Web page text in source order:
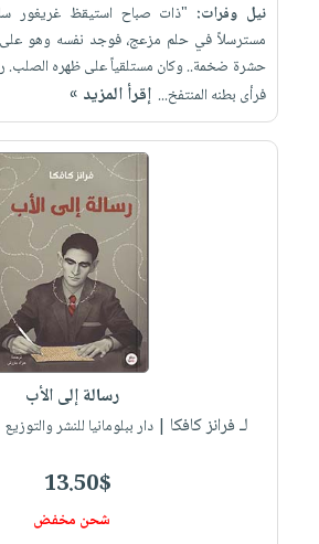
نيل وفرات: "ذات صباح استيقظ غريغور
مسترسلاً في حلم مزعج، فوجد نفسه وهو
حشرة ضخمة.. وكان مستلقياً على ظهره الصلب.
فرأى بطنه المنتفخ... إقرأ المزيد »
رسالة إلى الأب
لـ فرانز كافكا | دار ببلومانيا للنشر
13.50$
شحن مخفض